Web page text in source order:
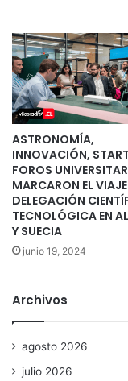
ASTRONOMÍA,
INNOVACIÓN,
FOROS
MARCARON EL
DELEGACIÓN
TECNOLÓGICA EN
Y SUECIA
junio 19, 2024
Archivos
agosto 2026
julio 2026